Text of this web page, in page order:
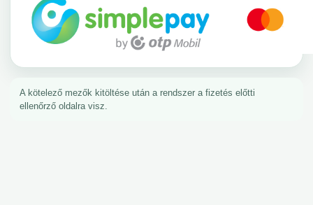
A kötelező mezők kitöltése után a rendszer a fizetés előtti
ellenőrző oldalra visz.